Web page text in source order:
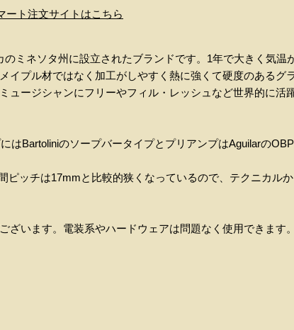
ート注文サイトはこちら
ミネソタ州に設立されたブランドです。1年で大きく気温
イプル材ではなく加工がしやすく熱に強くて硬度のあるグ
ュージシャンにフリーやフィル・レッシュなど世界的に活
はBartoliniのソープバータイプとプリアンプはAguilarの
ッチは17mmと比較的狭くなっているので、テクニカル
います。電装系やハードウェアは問題なく使用できます。